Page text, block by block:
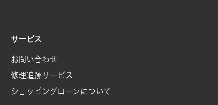
サービス
お問い合わせ
修理追跡サービス
ショッピングローンについて